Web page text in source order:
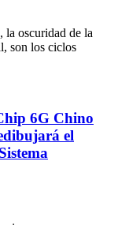
la oscuridad de la
son los ciclos
6G Chino
el